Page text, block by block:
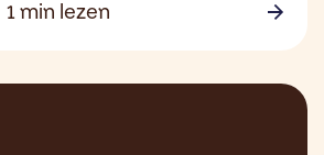
1 min lezen